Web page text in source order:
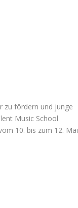
zu fördern und junge
Music School
10. bis zum 12. Mai